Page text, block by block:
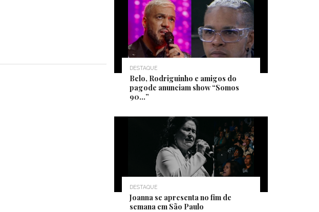
DESTAQUE
Belo, Rodriguinho e amigos do
pagode anunciam show “Somos
90…”
DESTAQUE
Joanna se apresenta no fim de
semana em São Paulo